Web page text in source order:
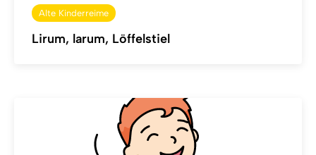
Alte Kinderreime
Lirum, larum, Löffelstiel